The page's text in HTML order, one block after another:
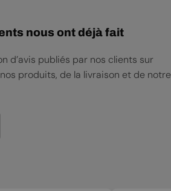
nous ont déjà fait
d’avis publiés par nos clients sur
produits, de la livraison et de notre